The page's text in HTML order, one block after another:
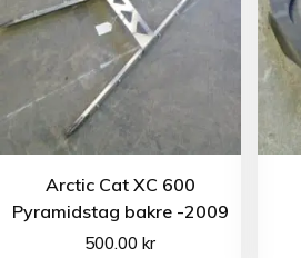
Arctic Cat XC 600
Pyramidstag bakre -2009
500.00kr